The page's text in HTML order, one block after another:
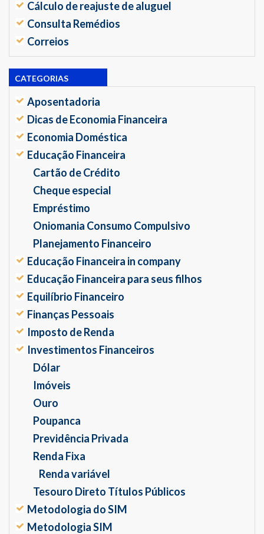
Cálculo de reajuste de aluguel
Consulta Remédios
Correios
CATEGORIAS
Aposentadoria
Dicas de Economia Financeira
Economia Doméstica
Educação Financeira
Cartão de Crédito
Cheque especial
Empréstimo
Oniomania Consumo Compulsivo
Planejamento Financeiro
Educação Financeira in company
Educação Financeira para seus filhos
Equilíbrio Financeiro
Finanças Pessoais
Imposto de Renda
Investimentos Financeiros
Dólar
Imóveis
Ouro
Poupanca
Previdência Privada
Renda Fixa
Renda variável
Tesouro Direto Títulos Públicos
Metodologia do SIM
Metodologia SIM